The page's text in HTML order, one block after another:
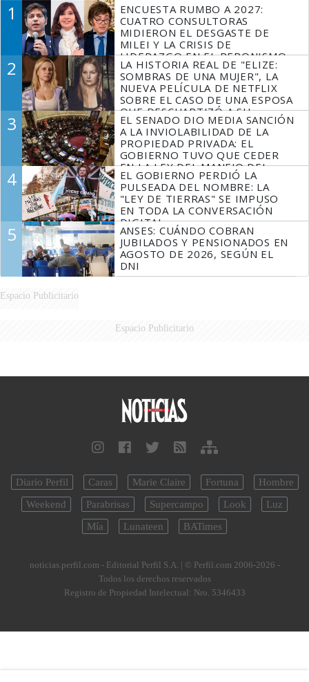
1
ENCUESTA RUMBO A 2027:
CUATRO CONSULTORAS
MIDIERON EL DESGASTE DE
MILEI Y LA CRISIS DE
LIDERAZGO EN EL PERONISMO
2
LA HISTORIA REAL DE "ELIZE:
SOMBRAS DE UNA MUJER", LA
NUEVA PELÍCULA DE NETFLIX
SOBRE EL CASO DE UNA ESPOSA
QUE DESCUARTIZÓ A SU
MARIDO
3
EL SENADO DIO MEDIA SANCIÓN
A LA INVIOLABILIDAD DE LA
PROPIEDAD PRIVADA: EL
GOBIERNO TUVO QUE CEDER
EN LA LEY DEL MANEJO DEL
FUEGO
4
EL GOBIERNO PERDIÓ LA
PULSEADA DEL NOMBRE: LA
"LEY DE TIERRAS" SE IMPUSO
EN TODA LA CONVERSACIÓN
DIGITAL
5
ANSES: CUÁNDO COBRAN
JUBILADOS Y PENSIONADOS EN
AGOSTO DE 2026, SEGÚN EL
DNI
Espacio Publicitario
Espacio Publicitario
Diario Perfil Caras Marie Claire Fortuna
Hombre
Weekend
Parabrisas Supercampo Look
Luz
Mía
Lunateen BATimes
noticias.perfil.com - Editorial Perfil S.A. | © Perfil.com 2006-2026 -
Todos los derechos reservados
Registro de Propiedad Intelectual: Nro. 5346433